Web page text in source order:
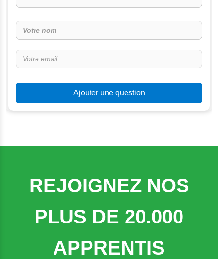
Ajouter une question
REJOIGNEZ NOS
PLUS DE 20.000
APPRENTIS